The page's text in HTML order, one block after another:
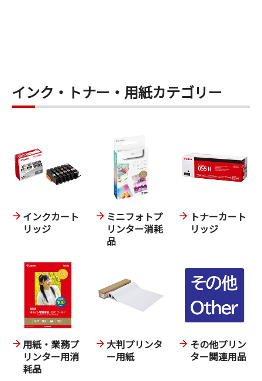
インク・トナー・用紙カテゴリー
インクカート
リッジ
ミニフォトプ
リンター消耗
品
トナーカート
リッジ
用紙・業務プ
リンター用消
耗品
大判プリンタ
ー用紙
その他プリン
ター関連用品